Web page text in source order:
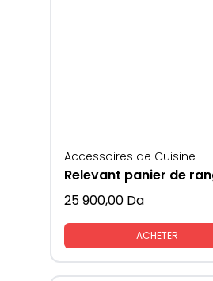
Accessoires de Cuisine
25 900,00 Da
ACHETER